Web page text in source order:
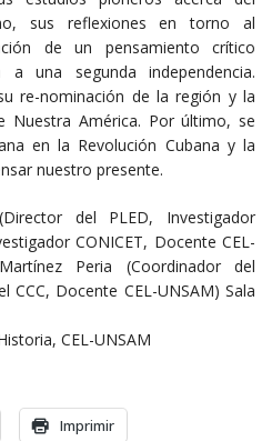
sus reflexiones en torno al
de un pensamiento crítico
una segunda independencia.
re-nominación de la región y la
Nuestra América. Por último, se
en la Revolución Cubana y la
nuestro presente.
del PLED, Investigador
CONICET, Docente CEL-
Peria (Coordinador del
Docente CEL-UNSAM) Sala
CEL-UNSAM
Imprimir